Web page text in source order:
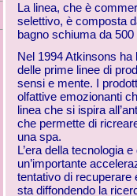
La linea, che è
selettivo, è composta
bagno schiuma da
Nel 1994 Atkinsons ha
delle prime linee di
sensi e mente. I
olfattive emozionanti
linea che si ispira
che permette di
una spa.
L’era della tecnologia
un’importante
tentativo di recuperare
sta diffondendo la